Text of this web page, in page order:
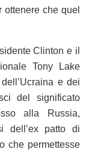
ottenere che quel
Clinton e il
Tony Lake
e dei
del significato
alla Russia,
dell’ex patto di
che permettesse